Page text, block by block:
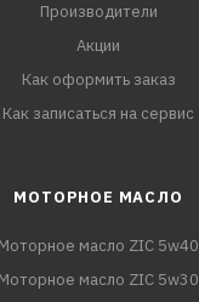
Производители
Акции
Как оформить заказ
Как записаться на сервис
МОТОРНОЕ МАСЛО
Моторное масло ZIC 5w40
Моторное масло ZIC 5w30